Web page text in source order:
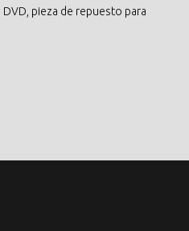
pieza de repuesto para